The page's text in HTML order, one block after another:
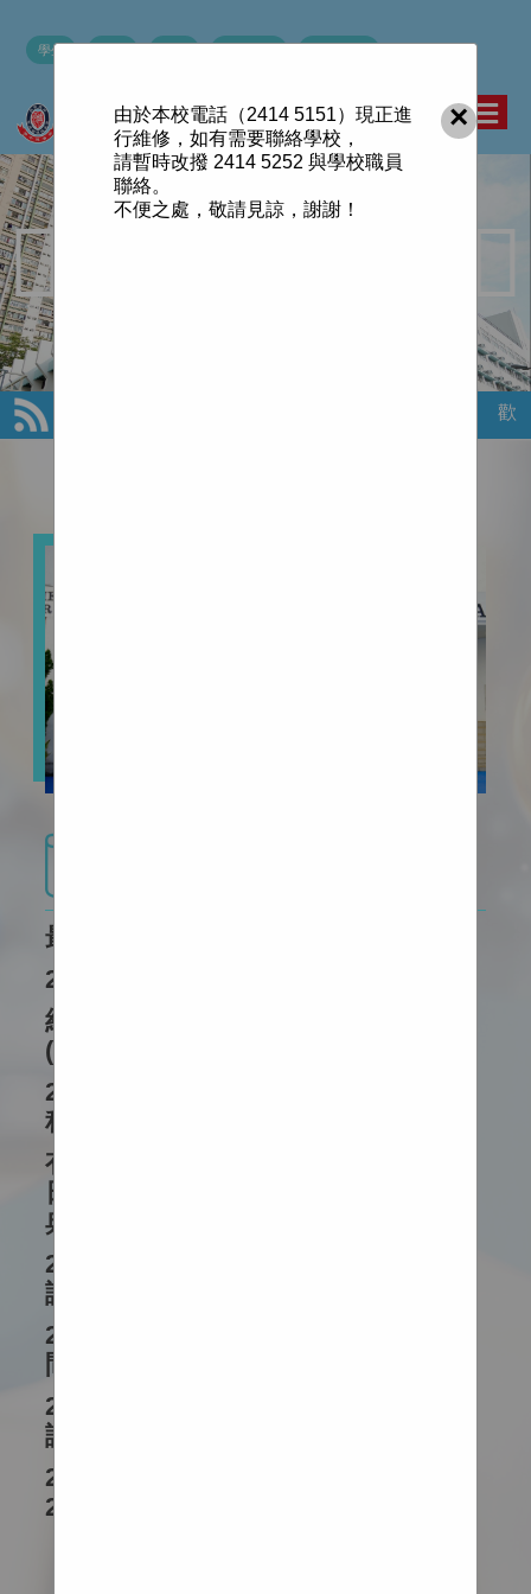
學生
歡迎來
最新消息
2026-2027 中一至中六級編班結果
紅色暴雨警告現正生效的安排
(16/7/2026)
2025-2026 中五升中六補課及暑期課
程安排
有關因紅色暴雨警告取消今日(6月26
日)「中小學制服團隊升旗及步操檢閱
典禮綵排活動」事宜
2025-2026 中一至中五級第二學期考
試對卷日 (6月30日)
2025-2026 中一至中五級特別上課時
間表(適用於6月8 - 12日)
2025-2026 中一至中五級第二學期考
試時間表及範圍
2025-2026 各班上課時間表更新 (4月
27日開始使用)
×
由於本校電話（2414 5151）現正進
行維修，如有需要聯絡學校，
請暫時改撥 2414 5252 與學校職員
聯絡。
不便之處，敬請見諒，謝謝！